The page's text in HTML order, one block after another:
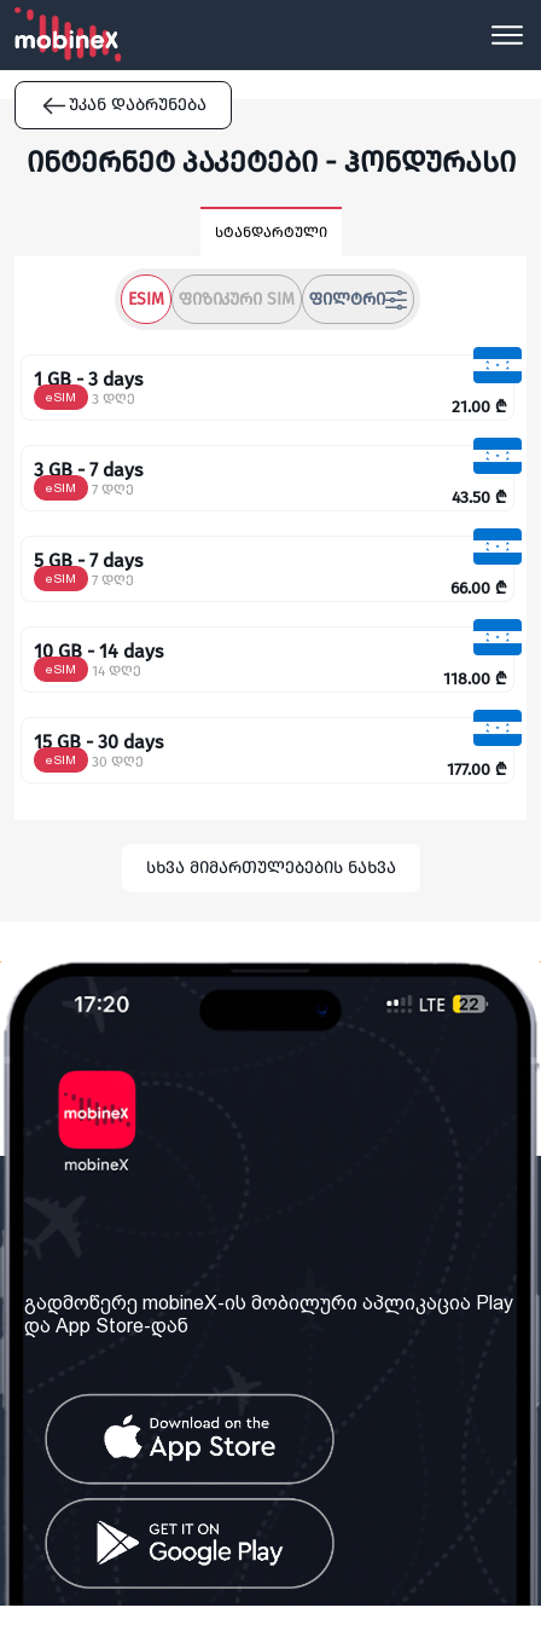
უკან დაბრუნება
ინტერნეტ პაკეტები - ჰონდურასი
სტანდარტული
ESIM ᲤᲘᲖᲘᲙᲣᲠᲘ SIM ᲤᲘᲚᲢᲠᲘ
1 GB - 3 days
eSIM 3 დღე 21.00 ₾
3 GB - 7 days
eSIM 7 დღე 43.50 ₾
5 GB - 7 days
eSIM 7 დღე 66.00 ₾
10 GB - 14 days
eSIM 14 დღე 118.00 ₾
15 GB - 30 days
eSIM 30 დღე 177.00 ₾
სხვა მიმართულებების ნახვა
ჩვენ შესახებ
ჩვენი სერვისები
წესები და პირობები
კითხვები
კონტაქტი
საქართველო: თბილისი
ტელ: 032 2 04 00 50
ელ. ფოსტა:
info@mobinex.ge
სოციალური ქსელი
გადმოწერე mobineX-ის მობილური აპლიკაცია Play
და App Store-დან